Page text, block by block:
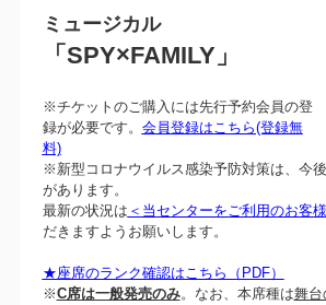
ミュージカル
「SPY×FAMILY」
※チケットのご購入には先行予約会員の登
録が必要です。 会員登録はこちら(登録無
料)
※新型コロナウイルス感染予防対策は、今
があります。
最新の状況は ＜当センターをご利用のお客
だきますようお願いします。
★座席のランク確認はこちら（PDF）
※C席は一般発売のみ。なお、本席種は舞台